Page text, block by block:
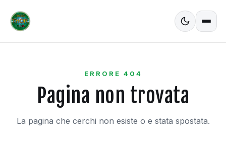
ERRORE 404
Pagina non trovata
La pagina che cerchi non esiste o e stata spostata.